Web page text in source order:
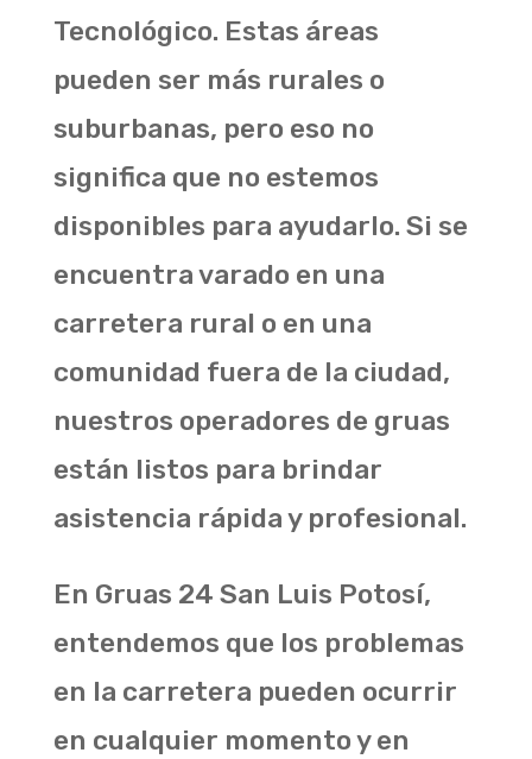
Tecnológico. Estas áreas
pueden ser más rurales o
suburbanas, pero eso no
significa que no estemos
disponibles para ayudarlo. Si se
encuentra varado en una
carretera rural o en una
comunidad fuera de la ciudad,
nuestros operadores de gruas
están listos para brindar
asistencia rápida y profesional.
En Gruas 24 San Luis Potosí,
entendemos que los problemas
en la carretera pueden ocurrir
en cualquier momento y en